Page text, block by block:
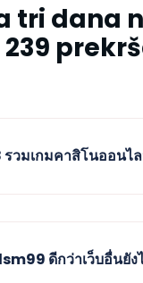
tri dana
รวมเกมคาสิโนออนไ
ดีกว่าเว็บอื่นยัง